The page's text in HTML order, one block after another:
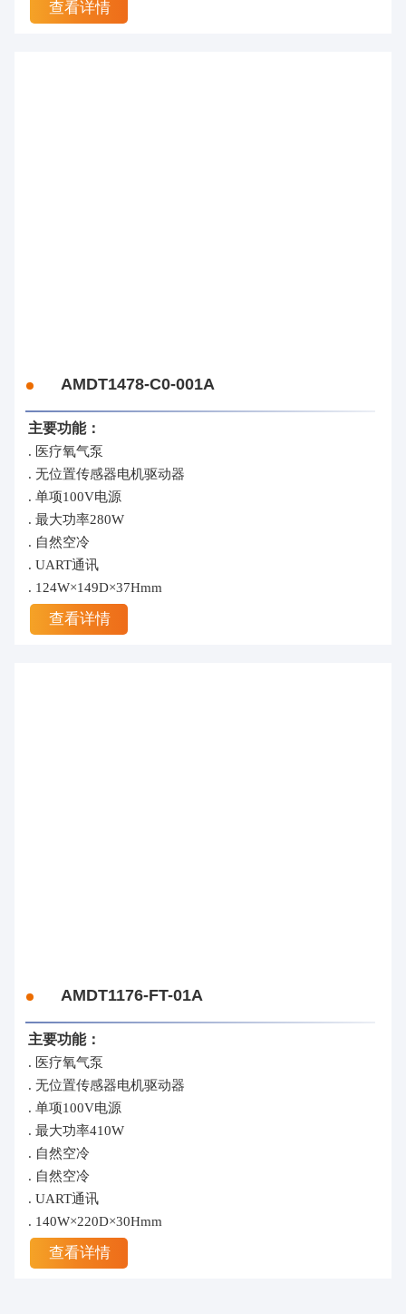
查看详情
AMDT1478-C0-001A
主要功能：
. 医疗氧气泵
. 无位置传感器电机驱动器
. 单项100V电源
. 最大功率280W
. 自然空冷
. UART通讯
. 124W×149D×37Hmm
查看详情
AMDT1176-FT-01A
主要功能：
. 医疗氧气泵
. 无位置传感器电机驱动器
. 单项100V电源
. 最大功率410W
. 自然空冷
. 自然空冷
. UART通讯
. 140W×220D×30Hmm
查看详情